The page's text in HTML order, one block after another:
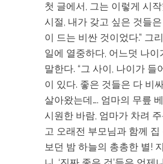
첫 글에서, 그는 이렇게 시작
시절, 내가 갖고 싶은 것들
이 드는 비싼 것이었다.” 그
일에 열중하다, 어느덧 나이
말한다. “그 사이, 나이가 들
이 있다. 좋은 것들은 다 비
살아왔는데…. 엄마의 무릎
시원한 바람, 엄마가 차려
고 오래전 부모님과 함께
보던 밤 하늘의 총총한 별!